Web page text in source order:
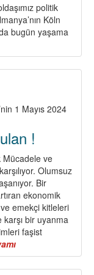
politik
Köln
bugün yaşama
1 Mayıs 2024
!
Mücadele ve
Olumsuz
Bir
ekonomik
emekçi kitleleri
bir uyanma
faşist
Yaşasın
1